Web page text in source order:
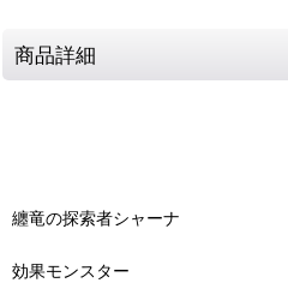
商品詳細
纏竜の探索者シャーナ
効果モンスター